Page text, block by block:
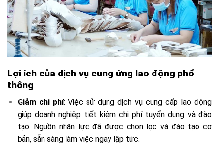
Lợi ích của dịch vụ cung ứng lao động phổ
thông
Giảm chi phí: Việc sử dụng dịch vụ cung cấp lao động
giúp doanh nghiệp tiết kiệm chi phí tuyển dụng và đào
tạo. Nguồn nhân lực đã được chọn lọc và đào tạo cơ
bản, sẵn sàng làm việc ngay lập tức.